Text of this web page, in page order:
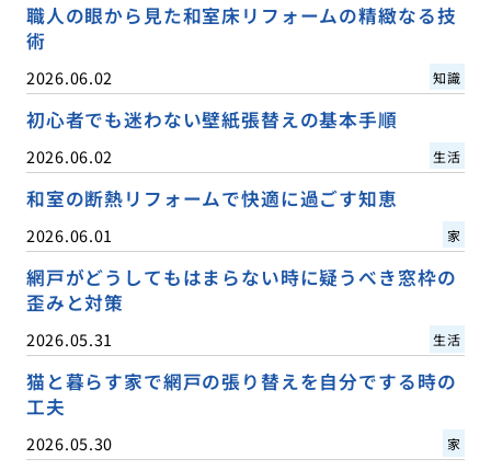
職人の眼から見た和室床リフォームの精緻なる技
術
2026.06.02 知識
初心者でも迷わない壁紙張替えの基本手順
2026.06.02 生活
和室の断熱リフォームで快適に過ごす知恵
2026.06.01 家
網戸がどうしてもはまらない時に疑うべき窓枠の
歪みと対策
2026.05.31 生活
猫と暮らす家で網戸の張り替えを自分でする時の
工夫
2026.05.30 家